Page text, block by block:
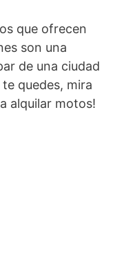
que ofrecen
son una
de una ciudad
quedes, mira
alquilar motos!